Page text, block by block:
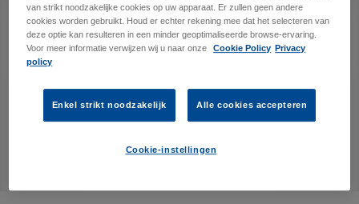
van strikt noodzakelijke cookies op uw apparaat. Er zullen geen andere
cookies worden gebruikt. Houd er echter rekening mee dat het selecteren van
deze optie kan resulteren in een minder geoptimaliseerde browse-ervaring.
Voor meer informatie verwijzen wij u naar onze
Cookie Policy Privacy
policy
Enkel strikt noodzakelijk Alle cookies accepteren
Cookie-instellingen